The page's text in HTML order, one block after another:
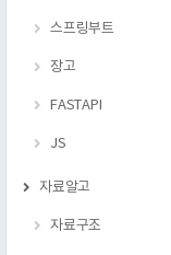
스프링부트
장고
FASTAPI
JS
자료알고
자료구조